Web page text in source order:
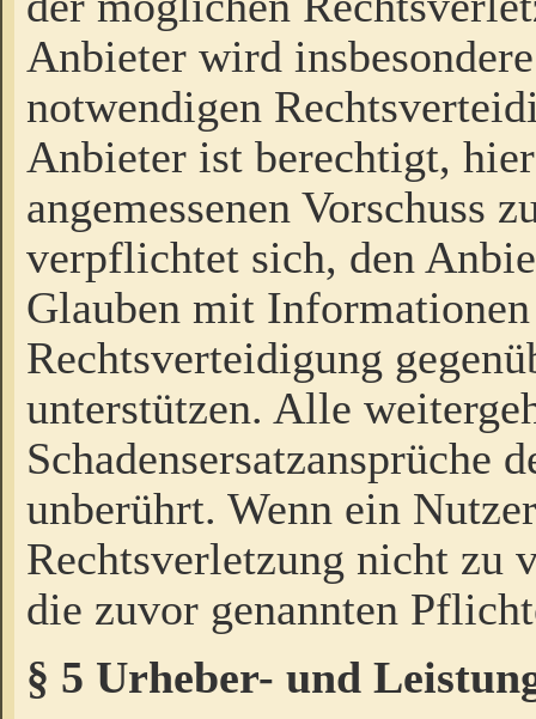
Anbieter wird
notwendigen
Anbieter ist berechtigt,
angemessenen Vorschuss
verpflichtet sich, den
Glauben mit
Rechtsverteidigung
unterstützen. Alle
Schadensersatzansprüche
unberührt. Wenn ein
Rechtsverletzung nicht zu
die zuvor genannten
§ 5 Urheber- und